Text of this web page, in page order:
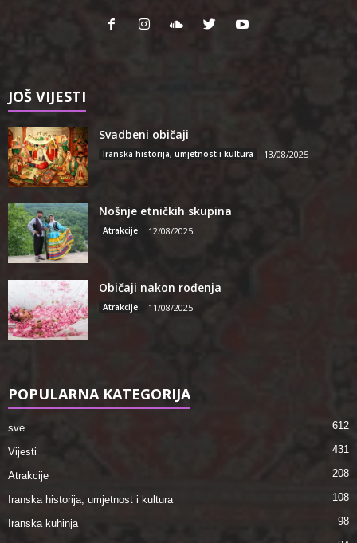
JOŠ VIJESTI
Svadbeni običaji
Iranska historija, umjetnost i kultura 13/08/2025
Nošnje etničkih skupina
Atrakcije 12/08/2025
Običaji nakon rođenja
Atrakcije 11/08/2025
POPULARNA KATEGORIJA
sve 612
Vijesti 431
Atrakcije 208
Iranska historija, umjetnost i kultura 108
Iranska kuhinja 98